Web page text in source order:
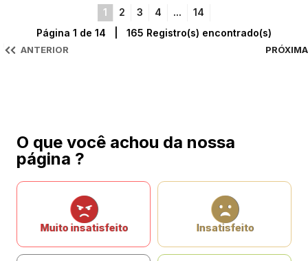
1 2 3 4 ... 14
ANTERIOR
Página 1 de 14 | 165 Registro(s) encontrado(s)
PRÓXIMA
O que você achou da nossa
página ?
Muito insatisfeito Insatisfeito